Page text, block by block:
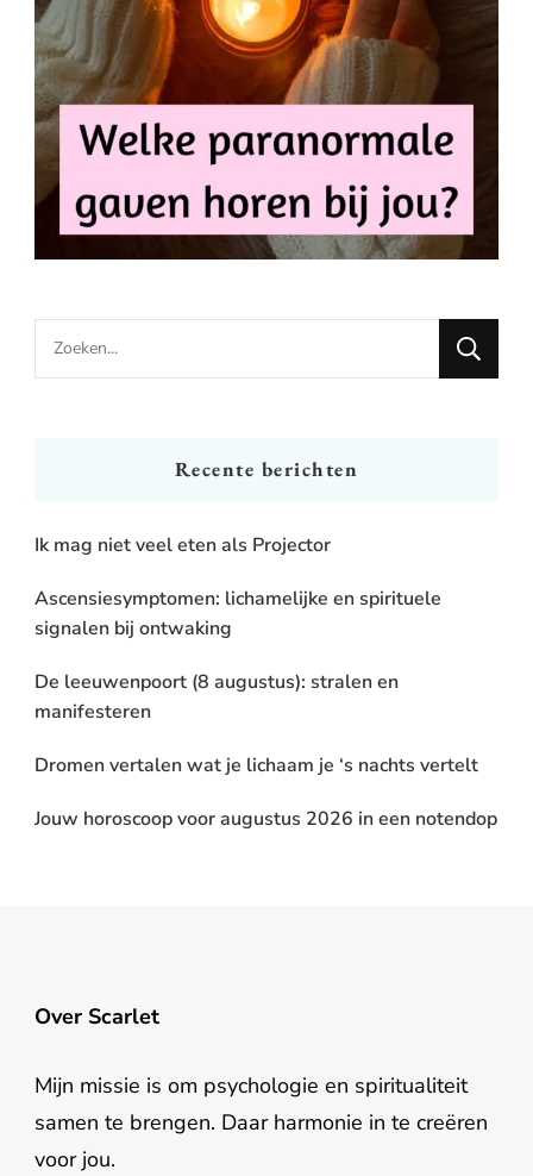
Looking
for
Recente berichten
Ik mag niet veel eten als Projector
Ascensiesymptomen: lichamelijke en spirituele
signalen bij ontwaking
De leeuwenpoort (8 augustus): stralen en
manifesteren
Dromen vertalen wat je lichaam je ‘s nachts vertelt
Jouw horoscoop voor augustus 2026 in een notendop
Over Scarlet
Mijn missie is om psychologie en spiritualiteit
samen te brengen. Daar harmonie in te creëren
voor jou.